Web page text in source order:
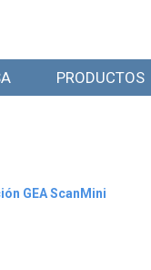
PRODUCTOS